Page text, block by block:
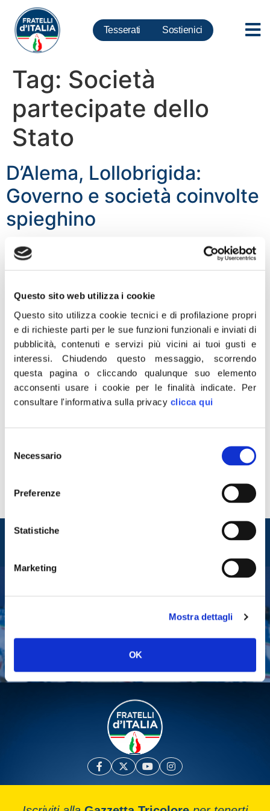
Questo sito web utilizza i cookie
Questo sito utilizza cookie tecnici e di profilazione propri
e di richieste parti per le sue funzioni funzionali e inviati di
pubblicità, contenuti e servizi più vicini ai tuoi gusti e
interessi.Chiudendo questo messaggio, scorrendo
questa pagina o cliccando qualunque suo elemento
acconsenti usare i cookie per le finalità indicate. Per
consultare l'informativa sulla privacy clicca qui
delNecessario
Preferenze
Statistiche
Marketing
Mostra dettagli
OK
Tesserati Sostienici
Tag: Società
partecipate dello
Stato
D’Alema, Lollobrigida:
Governo e società coinvolte
spieghino
premier D’Alema e due società quotate e partecipate
dallo Stato. È necessario che il presidente del Consiglio
immediate spiegazioni. I sistemi d’arma non sono
mozzarelle che chiunque può andare a vendere […]
Entra nel mondo di
Fai una donazione